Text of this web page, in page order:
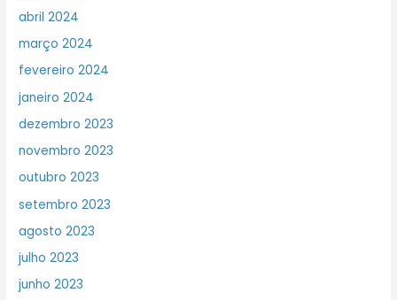
abril 2024
março 2024
fevereiro 2024
janeiro 2024
dezembro 2023
novembro 2023
outubro 2023
setembro 2023
agosto 2023
julho 2023
junho 2023